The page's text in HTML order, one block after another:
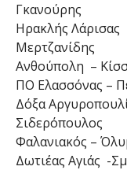
Γκανούρης
Ηρακλής Λάρισας
Μερτζανίδης
Ανθούπολη –
ΠΟ Ελασσόνας –
Δόξα
Σιδερόπουλος
Φαλανιακός –
Δωτιέας Αγιάς -